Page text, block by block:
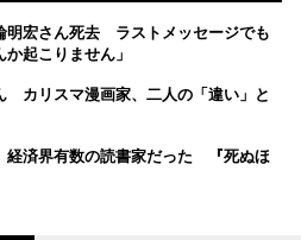
明宏さん死去 ラストメッセージでも
起こりません」
カリスマ漫画家、二人の「違い」と
経済界有数の読書家だった 『死ぬほ